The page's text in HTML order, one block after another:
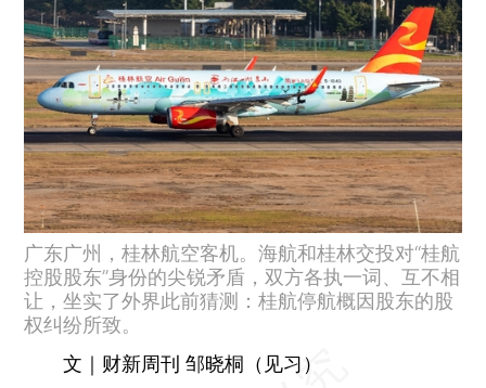
广东广州，桂林航空客机。海航和桂林交投对“桂航
控股股东”身份的尖锐矛盾，双方各执一词、互不相
让，坐实了外界此前猜测：桂航停航概因股东的股
权纠纷所致。
文｜财新周刊 邹晓桐（见习）